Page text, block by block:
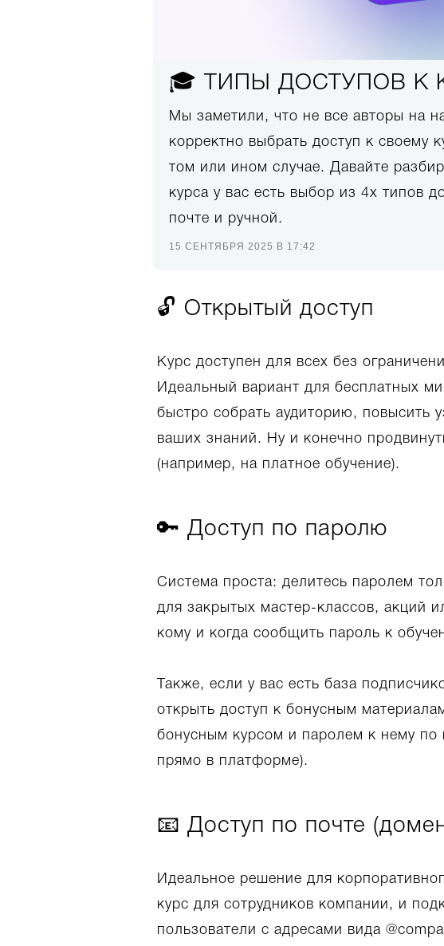
🎓 ТИПЫ ДОСТУПОВ К
Мы заметили, что не все авторы на
корректно выбрать доступ к своему
том или ином случае. Давайте
курса у вас есть выбор из 4х типов
почте и ручной.
15 СЕНТЯБРЯ 2025 В 17:42
🔓 Открытый доступ
Курс доступен для всех без
Идеальный вариант для бесплатных
быстро собрать аудиторию, повысить
ваших знаний. Ну и конечно
(например, на платное обучение).
🔑 Доступ по паролю
Система проста: делитесь паролем
для закрытых мастер-классов, акций
кому и когда сообщить пароль к
Также, если у вас есть база
открыть доступ к бонусным
бонусным курсом и паролем к нему по
прямо в платформе).
📧 Доступ по почте
Идеальное решение для
курс для сотрудников компании, и
пользователи с адресами вида